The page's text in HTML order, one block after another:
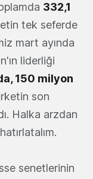
332,1
tek seferde
mart ayında
liderliği
150 milyon
son
Halka arzdan
senetlerinin